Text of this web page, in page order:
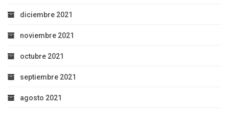
diciembre 2021
noviembre 2021
octubre 2021
septiembre 2021
agosto 2021